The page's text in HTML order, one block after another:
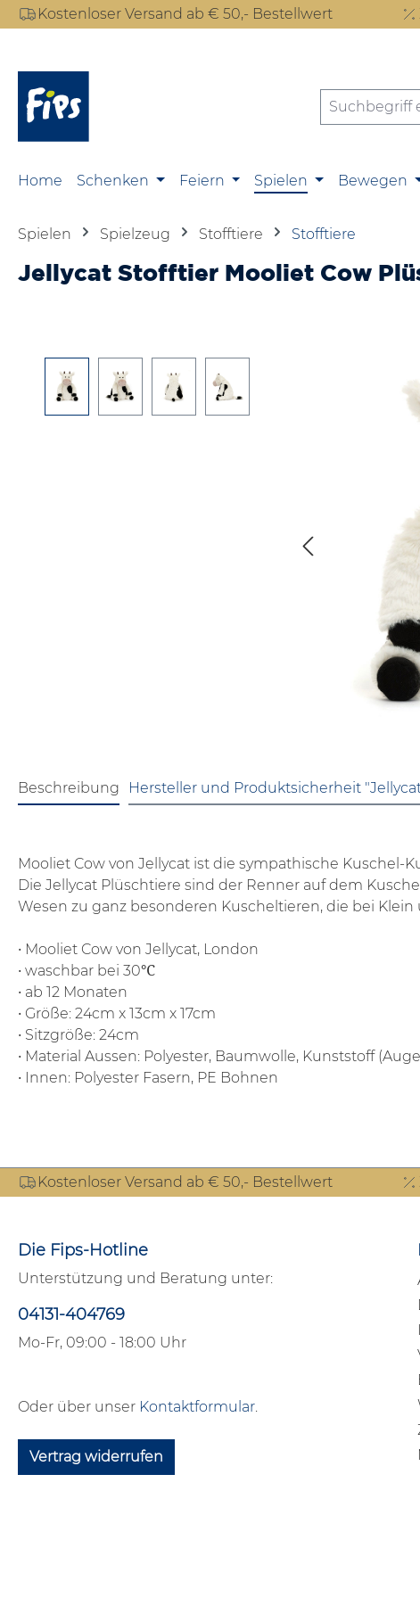
Hauptinhalt springen
Zur Suche springen
Zur Hauptnavigation springen
Kostenloser Versand ab € 50,- Bestellwert
Home Schenken Feiern Spielen Bewegen
Spielen Spielzeug Stofftiere Stofftiere
Jellycat Stofftier Mooliet Cow
Bildergalerie überspringen
Beschreibung Hersteller und Produktsicherheit
Mooliet Cow von Jellycat ist die sympathische Kuschel-
Die Jellycat Plüschtiere sind der Renner auf dem
Wesen zu ganz besonderen Kuscheltieren, die bei
• Mooliet Cow von Jellycat, London
• waschbar bei 30℃
• ab 12 Monaten
• Größe: 24cm x 13cm x 17cm
• Sitzgröße: 24cm
• Material Aussen: Polyester, Baumwolle, Kunststoff
• Innen: Polyester Fasern, PE Bohnen
Kostenloser Versand ab € 50,- Bestellwert
Die Fips-Hotline
Unterstützung und Beratung unter:
04131-404769
Mo-Fr, 09:00 - 18:00 Uhr
Oder über unser Kontaktformular.
Vertrag widerrufen